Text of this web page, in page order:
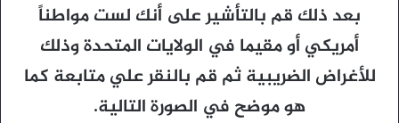
بعد ذلك قم بالتأشير على أنك لست مواطناً
أمريكي أو مقيما في الولايات المتحدة وذلك
للأغراض الضريبيةثم قم بالنقر علي متابعة كما
هو موضح في الصورة التالية.